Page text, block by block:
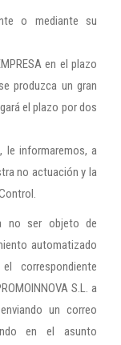
o mediante su
en el plazo
produzca un gran
el plazo por dos
le informaremos, a
no actuación y la
no ser objeto de
automatizado
correspondiente
S.L. a
un correo
en el asunto